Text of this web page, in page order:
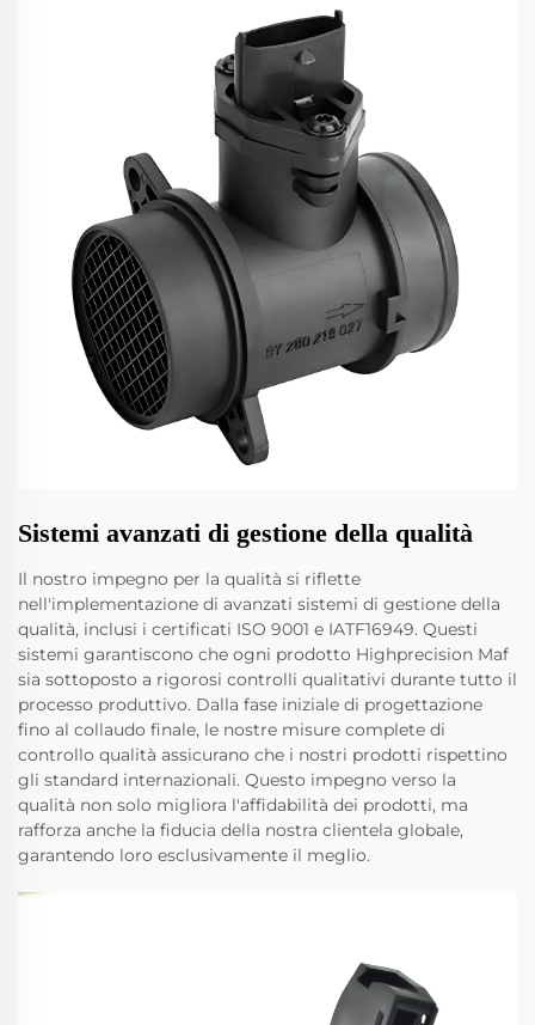
Sistemi avanzati di gestione della qualità
Il nostro impegno per la qualità si riflette
nell'implementazione di avanzati sistemi di gestione della
qualità, inclusi i certificati ISO 9001 e IATF16949. Questi
sistemi garantiscono che ogni prodotto Highprecision Maf
sia sottoposto a rigorosi controlli qualitativi durante tutto il
processo produttivo. Dalla fase iniziale di progettazione
fino al collaudo finale, le nostre misure complete di
controllo qualità assicurano che i nostri prodotti rispettino
gli standard internazionali. Questo impegno verso la
qualità non solo migliora l'affidabilità dei prodotti, ma
rafforza anche la fiducia della nostra clientela globale,
garantendo loro esclusivamente il meglio.